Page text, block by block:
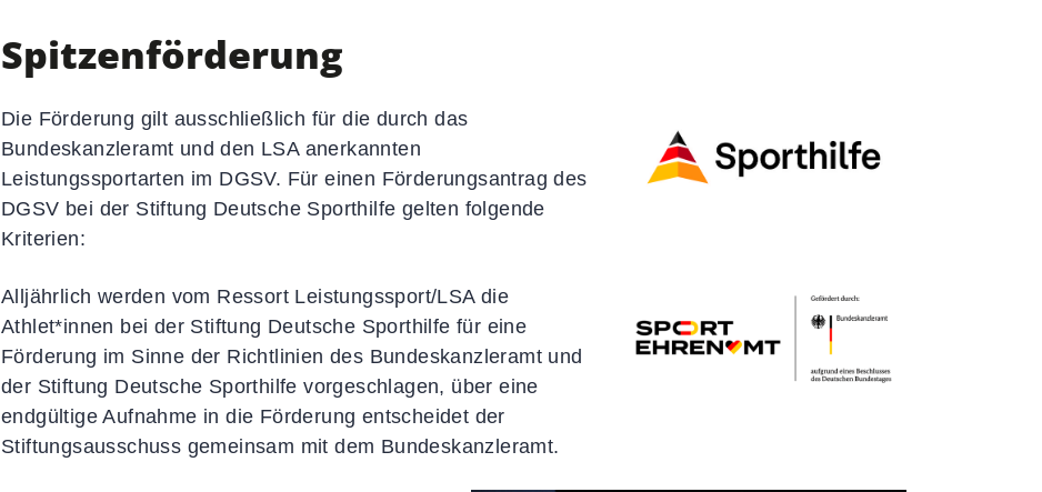
Spitzenförderung
Die Förderung gilt ausschließlich für die durch das
Bundeskanzleramt und den LSA anerkannten
Leistungssportarten im DGSV. Für einen Förderungsantrag des
DGSV bei der Stiftung Deutsche Sporthilfe gelten folgende
Kriterien:
Alljährlich werden vom Ressort Leistungssport/LSA die
Athlet*innen bei der Stiftung Deutsche Sporthilfe für eine
Förderung im Sinne der Richtlinien des Bundeskanzleramt und
der Stiftung Deutsche Sporthilfe vorgeschlagen, über eine
endgültige Aufnahme in die Förderung entscheidet der
Stiftungsausschuss gemeinsam mit dem Bundeskanzleramt.
Termine
Newsletter
Social-Media-News
Sportdeutschland-News